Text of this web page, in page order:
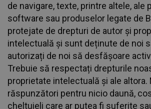
de navigare, texte, printre altele, ale
software sau produselor legate de
protejate de drepturi de autor și
intelectuală și sunt deținute de noi
autorizați de noi să desfășoare
Trebuie să respectați drepturile
proprietate intelectuală și ale altora.
răspunzători pentru nicio daună,
cheltuieli care ar putea fi suferite